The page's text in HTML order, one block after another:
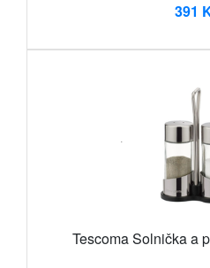
391
Tescoma Solnička a